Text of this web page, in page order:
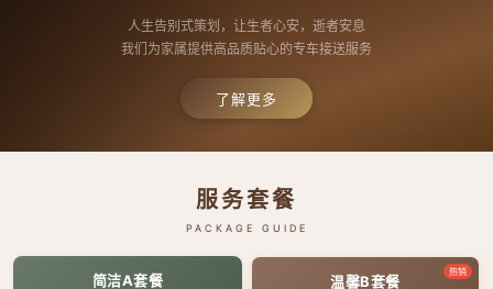
人生告别式策划，让生者心安，逝者安息
我们为家属提供高品质贴心的专车接送服务
了解更多
服务套餐
PACKAGE GUIDE
简洁A套餐 热销
温馨B套餐